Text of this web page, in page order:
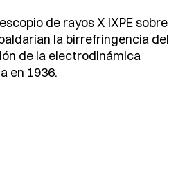
de rayos X IXPE sobre
la birrefringencia del
de la electrodinámica
en 1936.